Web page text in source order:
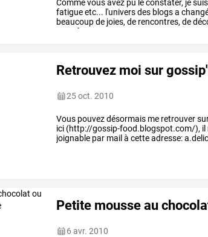
Commevousavez pu leconstater, jesuis
fatigueetc... l'universdes blogsa
beaucoupde joies,de rencontres,de
transforme
Retrouvez moi sur
25 oct. 2010
Vous pouvez désormais me retrouver
ici (http://gossip-food.blogspot.com/), il
joignable par mail à cette adresse:
Petite mousse au
6 avr. 2010